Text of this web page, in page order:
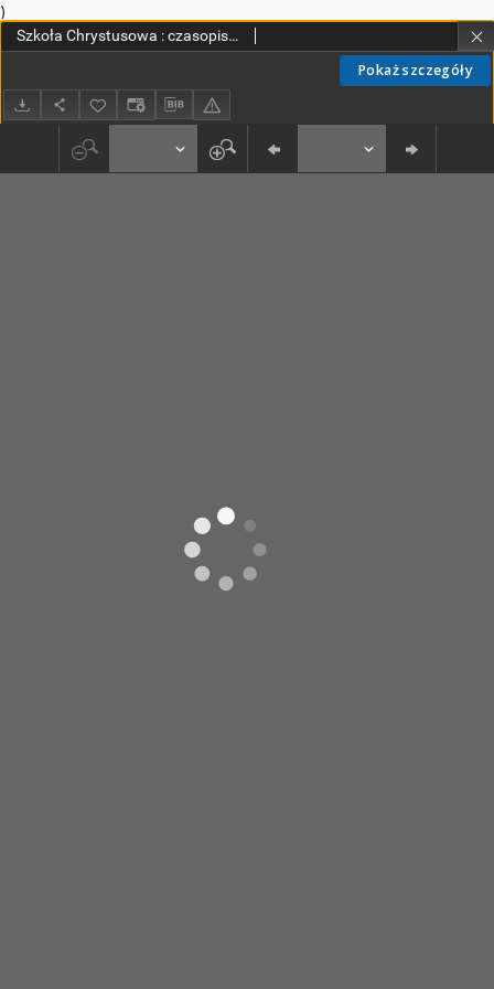
)
Pokaż szczegóły
Szkoła Chrystusowa : czasopismo poświęcone zagadnieniom życia wewnętrznego. R. 6 (1935) T. 10